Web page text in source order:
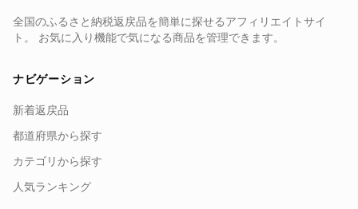
全国のふるさと納税返戻品を簡単に探せるアフィリエイトサイ
ト。 お気に入り機能で気になる商品を管理できます。
ナビゲーション
新着返戻品
都道府県から探す
カテゴリから探す
人気ランキング